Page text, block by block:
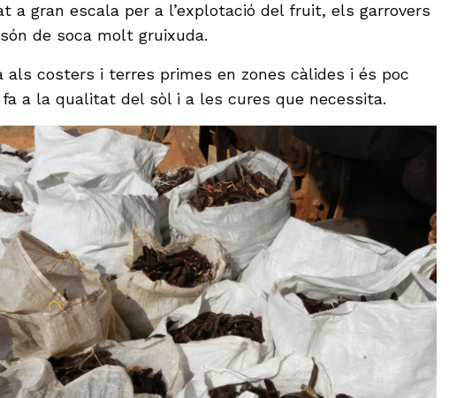
a gran escala per a l’explotació del fruit, els garrovers
de soca molt gruixuda.
als costers i terres primes en zones càlides i és poc
a la qualitat del sòl i a les cures que necessita.